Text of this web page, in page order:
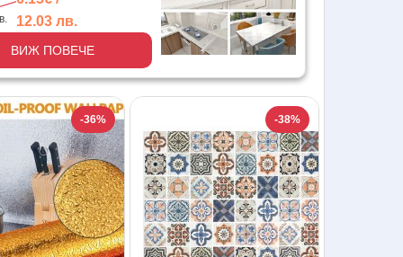
12.03 лв.
ВИЖ ПОВЕЧЕ
-36% -38%